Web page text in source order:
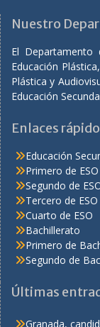
Nuestro
El Departamento
Educación
Plástica y
Educación
Enlaces
Educación
Primero de ESO
Segundo de
Tercero de ESO
Cuarto de ESO
Bachillerato
Primero de
Segundo de
Últimas
Granada,